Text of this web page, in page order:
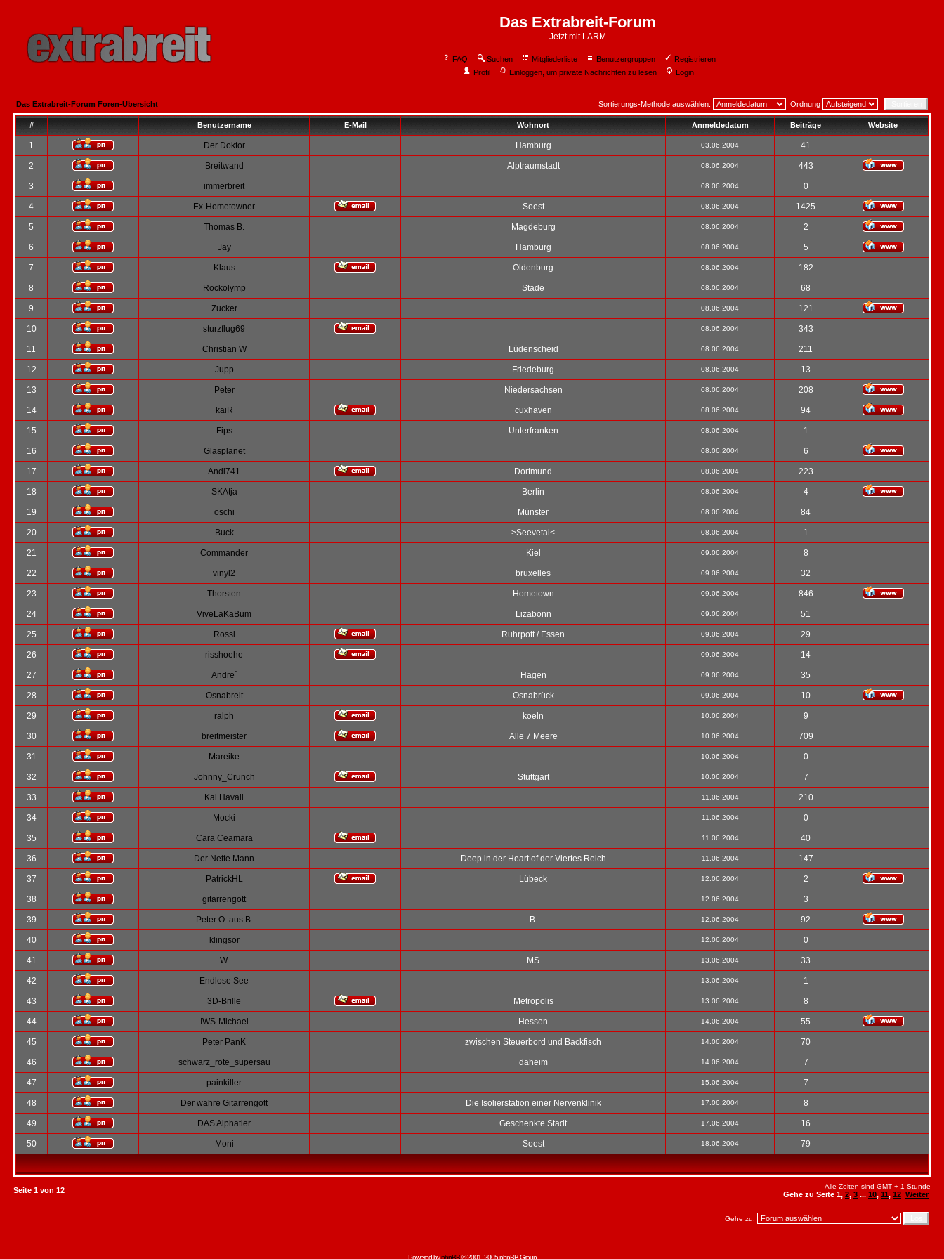
Das Extrabreit-Forum
Jetzt mit LÄRM
FAQ Suchen Mitgliederliste Benutzergruppen
Registrieren
Profil
Einloggen, um private Nachrichten zu lesen Login
Das Extrabreit-Forum Foren-Übersicht Sortierungs-Methode auswählen: Ordnung
# Benutzername E-Mail Wohnort Anmeldedatum Beiträge Website
1 Der Doktor Hamburg 03.06.2004 41
2 Breitwand Alptraumstadt 08.06.2004 443
3 immerbreit 08.06.2004 0
4 Ex-Hometowner Soest 08.06.2004 1425
5 Thomas B. Magdeburg 08.06.2004 2
6 Jay Hamburg 08.06.2004 5
7 Klaus Oldenburg 08.06.2004 182
8 Rockolymp Stade 08.06.2004 68
9 Zucker 08.06.2004 121
10 sturzflug69 08.06.2004 343
11 Christian W Lüdenscheid 08.06.2004 211
12 Jupp Friedeburg 08.06.2004 13
13 Peter Niedersachsen 08.06.2004 208
14 kaiR cuxhaven 08.06.2004 94
15 Fips Unterfranken 08.06.2004 1
16 Glasplanet 08.06.2004 6
17 Andi741 Dortmund 08.06.2004 223
18 SKAtja Berlin 08.06.2004 4
19 oschi Münster 08.06.2004 84
20 Buck >Seevetal< 08.06.2004 1
21 Commander Kiel 09.06.2004 8
22 vinyl2 bruxelles 09.06.2004 32
23 Thorsten Hometown 09.06.2004 846
24 ViveLaKaBum Lizabonn 09.06.2004 51
25 Rossi Ruhrpott / Essen 09.06.2004 29
26 risshoehe 09.06.2004 14
27 Andre´ Hagen 09.06.2004 35
28 Osnabreit Osnabrück 09.06.2004 10
29 ralph koeln 10.06.2004 9
30 breitmeister Alle 7 Meere 10.06.2004 709
31 Mareike 10.06.2004 0
32 Johnny_Crunch Stuttgart 10.06.2004 7
33 Kai Havaii 11.06.2004 210
34 Mocki 11.06.2004 0
35 Cara Ceamara 11.06.2004 40
36 Der Nette Mann Deep in der Heart of der Viertes Reich 11.06.2004 147
37 PatrickHL Lübeck 12.06.2004 2
38 gitarrengott 12.06.2004 3
39 Peter O. aus B. B. 12.06.2004 92
40 klingsor 12.06.2004 0
41 W. MS 13.06.2004 33
42 Endlose See 13.06.2004 1
43 3D-Brille Metropolis 13.06.2004 8
44 IWS-Michael Hessen 14.06.2004 55
45 Peter PanK zwischen Steuerbord und Backfisch 14.06.2004 70
46 schwarz_rote_supersau daheim 14.06.2004 7
47 painkiller 15.06.2004 7
48 Der wahre Gitarrengott Die Isolierstation einer Nervenklinik 17.06.2004 8
49 DAS Alphatier Geschenkte Stadt 17.06.2004 16
50 Moni Soest 18.06.2004 79
Seite 1 von 12 Alle Zeiten sind GMT + 1 Stunde
Gehe zu Seite 1, 2, 3 ... 10, 11, 12 Weiter
Gehe zu:
Powered byphpBB© 2001, 2005 phpBB Group